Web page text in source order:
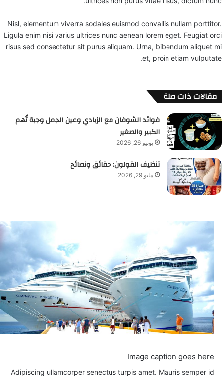
Nisl, elementum viverra sodales euismod convallis nullam porttitor.
Ligula enim nisi varius ultrices nunc aenean lorem eget. Feugiat orci
risus sed consectetur sit purus aliquam. Urna, bibendum aliquet mi
et, proin etiam vulputate.
مقالات ذات صلة
فوائد الشوفان مع الزبادي وعين الجمل وجبة تُهم
الكبير والصغير
يونيو 26, 2026
تنظيف القولون: حقائق ونصائح
مايو 29, 2026
Image caption goes here
Adipiscing ullamcorper senectus turpis amet. Mauris semper id